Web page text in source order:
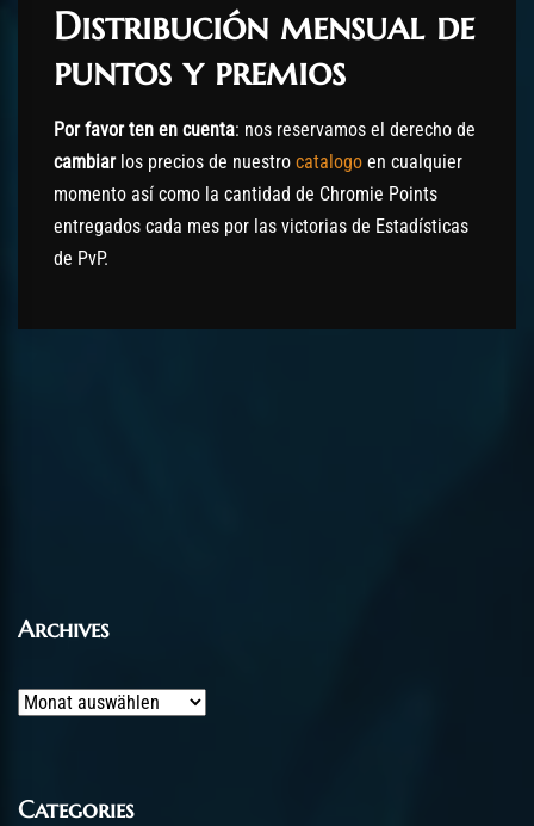
Distribución mensual de
puntos y premios
Por favor ten en cuenta: nos reservamos el derecho de
cambiarlos precios de nuestro catalogo en cualquier
momento así como la cantidad de Chromie Points
entregados cada mes por las victorias de Estadísticas
de PvP.
Archives
Archives
Categories